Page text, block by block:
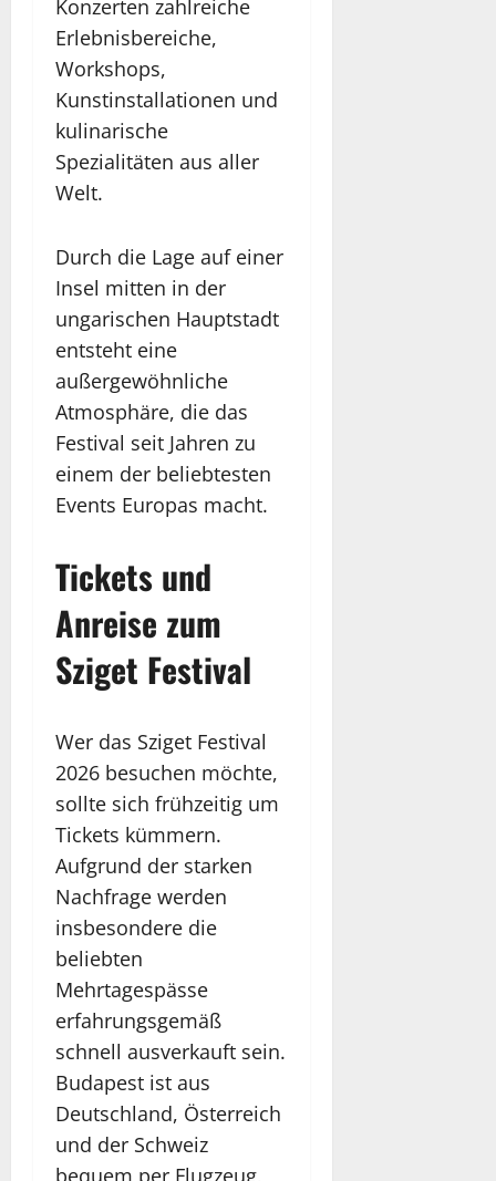
Konzerten zahlreiche
Erlebnisbereiche,
Workshops,
Kunstinstallationen und
kulinarische
Spezialitäten aus aller
Welt.
Durch die Lage auf einer
Insel mitten in der
ungarischen Hauptstadt
entsteht eine
außergewöhnliche
Atmosphäre, die das
Festival seit Jahren zu
einem der beliebtesten
Events Europas macht.
Tickets und
Anreise zum
Sziget Festival
Wer das Sziget Festival
2026 besuchen möchte,
sollte sich frühzeitig um
Tickets kümmern.
Aufgrund der starken
Nachfrage werden
insbesondere die
beliebten
Mehrtagespässe
erfahrungsgemäß
schnell ausverkauft sein.
Budapest ist aus
Deutschland, Österreich
und der Schweiz
bequem per Flugzeug,